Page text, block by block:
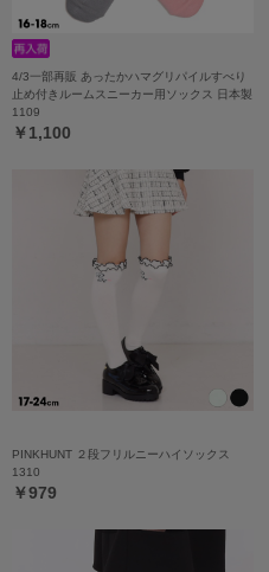
4/3一部再販 あったかハマグリパイルすべり
止め付きルームスニーカー用ソックス 日本製
1109
￥1,100
PINKHUNT ２段フリルニーハイソックス
1310
￥979